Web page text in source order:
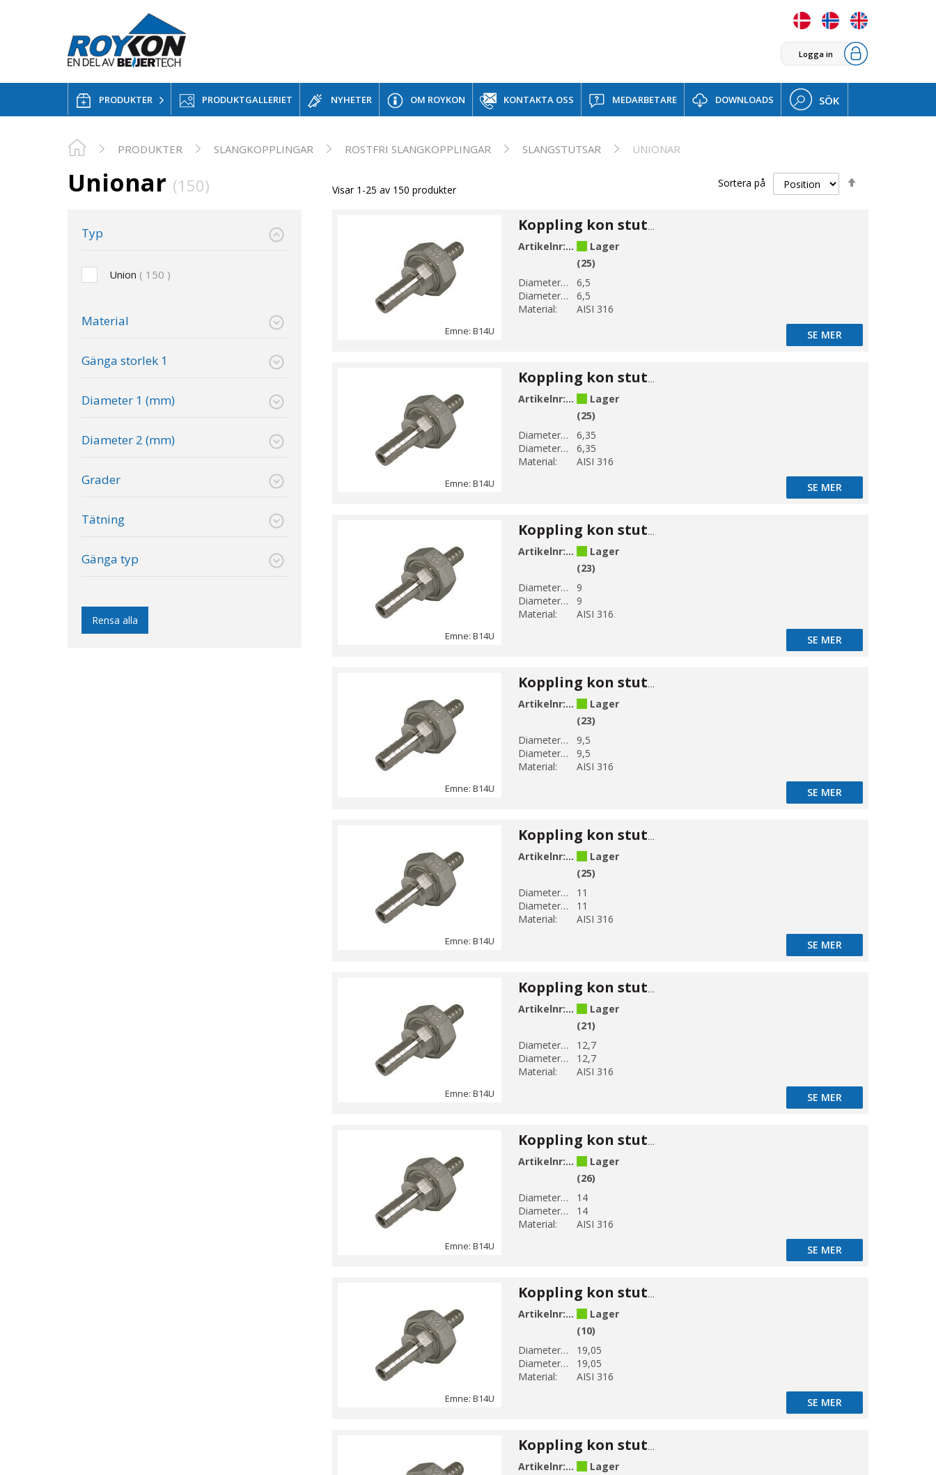
Logga in
PRODUKTER PRODUKTGALLERIET NYHETER OM ROYKON KONTAKTA OSS MEDARBETARE DOWNLOADS SÖK
PRODUKTER SLANGKOPPLINGAR ROSTFRI SLANGKOPPLINGAR SLANGSTUTSAR UNIONAR
Unionar (150)
Typ
Union 150
Material
Gänga storlek 1
Diameter 1 (mm)
Diameter 2 (mm)
Grader
Tätning
Gänga typ
Rensa alla
Visar 1-25 av 150 produkter
Sortera på
Emne: B14U
Koppling kon stuts/stuts 6,5
Artikelnr:B14U-1Lager
(25)
Diameter 1 (mm):
6,5
Diameter 2 (mm):
6,5
Material:
AISI 316
SE MER
Emne: B14U
Koppling kon stuts/stuts 6,35
Artikelnr:B14U-2Lager
(25)
Diameter 1 (mm):
6,35
Diameter 2 (mm):
6,35
Material:
AISI 316
SE MER
Emne: B14U
Koppling kon stuts/stuts 9
Artikelnr:B14U-2-1
Lager
(23)
Diameter 1 (mm):
9
Diameter 2 (mm):
9
Material:
AISI 316
SE MER
Emne: B14U
Koppling kon stuts/stuts 9,5
Artikelnr:B14U-3Lager
(23)
Diameter 1 (mm):
9,5
Diameter 2 (mm):
9,5
Material:
AISI 316
SE MER
Emne: B14U
Koppling kon stuts/stuts 11
Artikelnr:B14U-3-1
Lager
(25)
Diameter 1 (mm):
11
Diameter 2 (mm):
11
Material:
AISI 316
SE MER
Emne: B14U
Koppling kon stuts/stuts 12,7
Artikelnr:B14U-4Lager
(21)
Diameter 1 (mm):
12,7
Diameter 2 (mm):
12,7
Material:
AISI 316
SE MER
Emne: B14U
Koppling kon stuts/stuts 14
Artikelnr:B14U-4-1
Lager
(26)
Diameter 1 (mm):
14
Diameter 2 (mm):
14
Material:
AISI 316
SE MER
Emne: B14U
Koppling kon stuts/stuts 19,05
Artikelnr:B14U-5Lager
(10)
Diameter 1 (mm):
19,05
Diameter 2 (mm):
19,05
Material:
AISI 316
SE MER
Koppling kon stuts/stuts 20,5
Artikelnr:B14U-5-1
Lager